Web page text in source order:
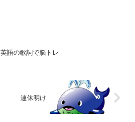
英語の歌詞で脳トレ
連休明け